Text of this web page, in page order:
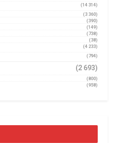
(14 314)
(3 360)
(390)
(149)
(738)
(38)
(4 233)
(794)
(2 693)
(800)
(958)